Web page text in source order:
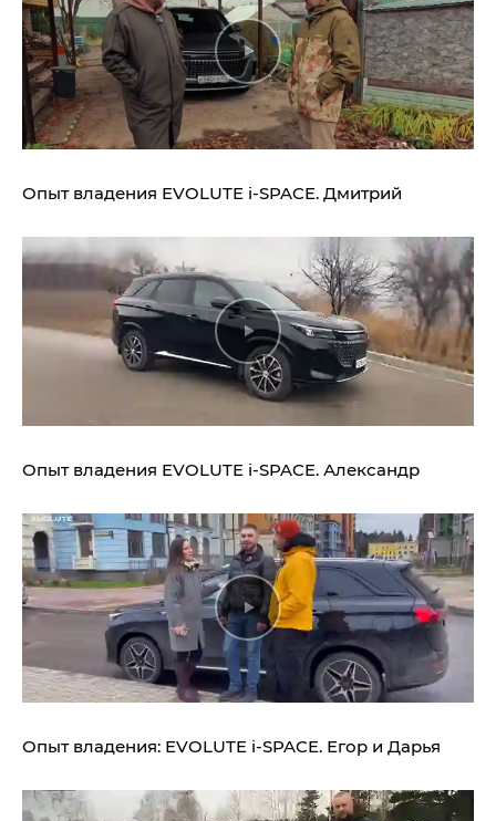
Опыт владения EVOLUTE i‑SPACE. Дмитрий
Опыт владения EVOLUTE i‑SPACE. Александр
Опыт владения: EVOLUTE i‑SPACE. Егор и Дарья